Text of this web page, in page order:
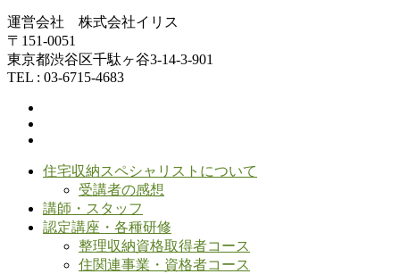
運営会社 株式会社イリス
〒151-0051
東京都渋谷区千駄ヶ谷3-14-3-901
TEL : 03-6715-4683
住宅収納スペシャリストについて
受講者の感想
講師・スタッフ
認定講座・各種研修
整理収納資格取得者コース
住関連事業・資格者コース